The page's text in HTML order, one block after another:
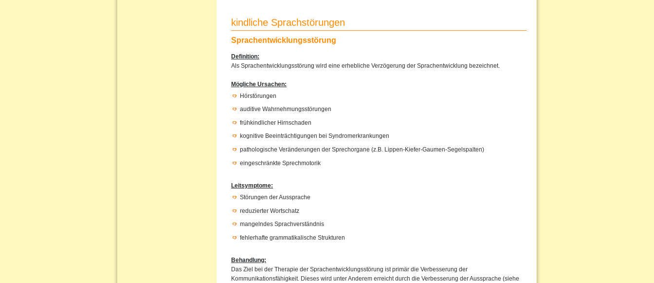
kindliche Sprachstörungen
Sprachentwicklungsstörung
Definition:
Als Sprachentwicklungsstörung wird eine erhebliche Verzögerung der Sprachentwicklung bezeichnet.
Mögliche Ursachen:
Hörstörungen
auditive Wahrnehmungsstörungen
frühkindlicher Hirnschaden
kognitive Beeinträchtigungen bei Syndromerkrankungen
pathologische Veränderungen der Sprechorgane (z.B. Lippen-Kiefer-Gaumen-Segelspalten)
eingeschränkte Sprechmotorik
Leitsymptome:
Störungen der Aussprache
reduzierter Wortschatz
mangelndes Sprachverständnis
fehlerhafte grammatikalische Strukturen
Behandlung:
Das Ziel bei der Therapie der Sprachentwicklungsstörung ist primär die Verbesserung der
Kommunikationsfähigkeit. Dieses wird unter Anderem erreicht durch die Verbesserung der Aussprache (siehe